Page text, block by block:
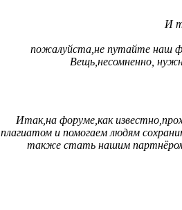
И
пожалуйста,не путайте наш
Вещь,несомненно,
Итак,на форуме,как
плагиатом и помогаем людям
также стать нашим